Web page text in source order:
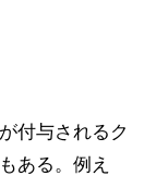
付与されるク
ある。例え